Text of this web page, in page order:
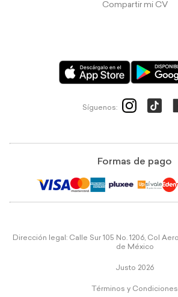
Compartir mi CV
Síguenos:
Formas de pago
Dirección legal: Calle Sur 105 No. 1206, Col
de México
Justo 2026
Términos y Condiciones